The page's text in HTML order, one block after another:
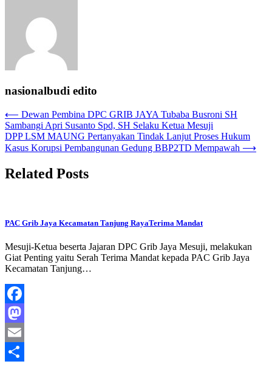
nasionalbudi edito
Navigasi
pos
⟵ Dewan Pembina DPC GRIB JAYA Tubaba Busroni SH
Sambangi Apri Susanto Spd, SH Selaku Ketua Mesuji
DPP LSM MAUNG Pertanyakan Tindak Lanjut Proses Hukum
Kasus Korupsi Pembangunan Gedung BBP2TD Mempawah ⟶
Related Posts
PAC Grib Jaya Kecamatan Tanjung RayaTerima Mandat
Mesuji-Ketua beserta Jajaran DPC Grib Jaya Mesuji, melakukan
Giat Penting yaitu Serah Terima Mandat kepada PAC Grib Jaya
Kecamatan Tanjung…
Facebook
Mastodon
Email